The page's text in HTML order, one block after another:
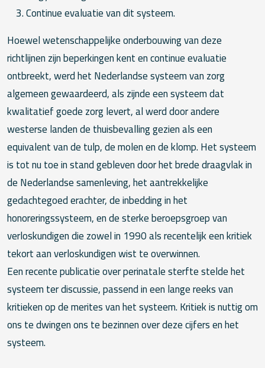
Continue evaluatie van dit systeem.
Hoewel wetenschappelijke onderbouwing van deze
richtlijnen zijn beperkingen kent en continue evaluatie
ontbreekt, werd het Nederlandse systeem van zorg
algemeen gewaardeerd, als zijnde een systeem dat
kwalitatief goede zorg levert, al werd door andere
westerse landen de thuisbevalling gezien als een
equivalent van de tulp, de molen en de klomp. Het systeem
is tot nu toe in stand gebleven door het brede draagvlak in
de Nederlandse samenleving, het aantrekkelijke
gedachtegoed erachter, de inbedding in het
honoreringssysteem, en de sterke beroepsgroep van
verloskundigen die zowel in 1990 als recentelijk een kritiek
tekort aan verloskundigen wist te overwinnen.
Een recente publicatie over perinatale sterfte stelde het
systeem ter discussie, passend in een lange reeks van
kritieken op de merites van het systeem. Kritiek is nuttig om
ons te dwingen ons te bezinnen over deze cijfers en het
systeem.